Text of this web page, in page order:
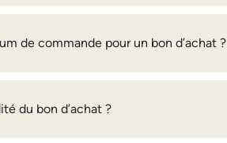
de commande pour un bon d’achat ?
du bon d’achat ?